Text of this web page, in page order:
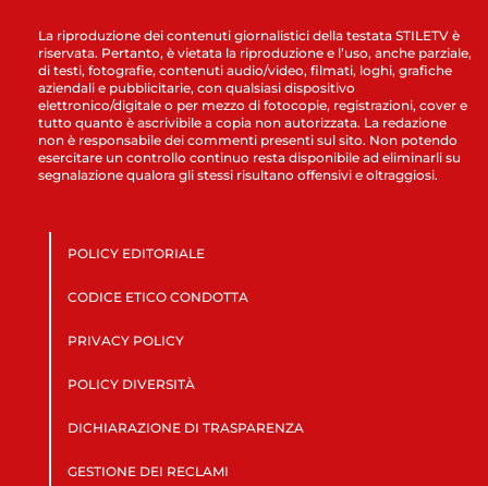
La riproduzione dei contenuti giornalistici della testata STILETV è
riservata. Pertanto, è vietata la riproduzione e l’uso, anche parziale,
di testi, fotografie, contenuti audio/video, filmati, loghi, grafiche
aziendali e pubblicitarie, con qualsiasi dispositivo
elettronico/digitale o per mezzo di fotocopie, registrazioni, cover e
tutto quanto è ascrivibile a copia non autorizzata. La redazione
non è responsabile dei commenti presenti sul sito. Non potendo
esercitare un controllo continuo resta disponibile ad eliminarli su
segnalazione qualora gli stessi risultano offensivi e oltraggiosi.
POLICY EDITORIALE
CODICE ETICO CONDOTTA
PRIVACY POLICY
POLICY DIVERSITÀ
DICHIARAZIONE DI TRASPARENZA
GESTIONE DEI RECLAMI